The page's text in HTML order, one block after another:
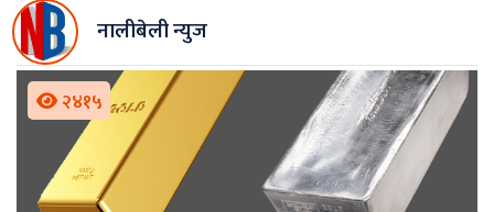
नालीबेली न्युज
२४१५